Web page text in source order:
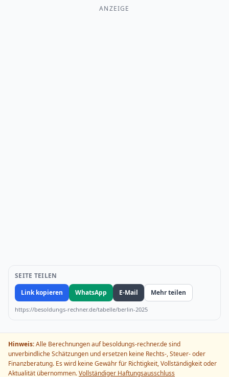
ANZEIGE
SEITE TEILEN
Link kopieren
WhatsApp E-Mail Mehr teilen
https://besoldungs-rechner.de/tabelle/berlin-2025
Hinweis:Alle Berechnungen auf besoldungs-rechner.de sind
unverbindliche Schätzungen und ersetzen keine Rechts-, Steuer- oder
Finanzberatung. Es wird keine Gewähr für Richtigkeit, Vollständigkeit oder
Aktualität übernommen.Vollständiger Haftungsausschluss